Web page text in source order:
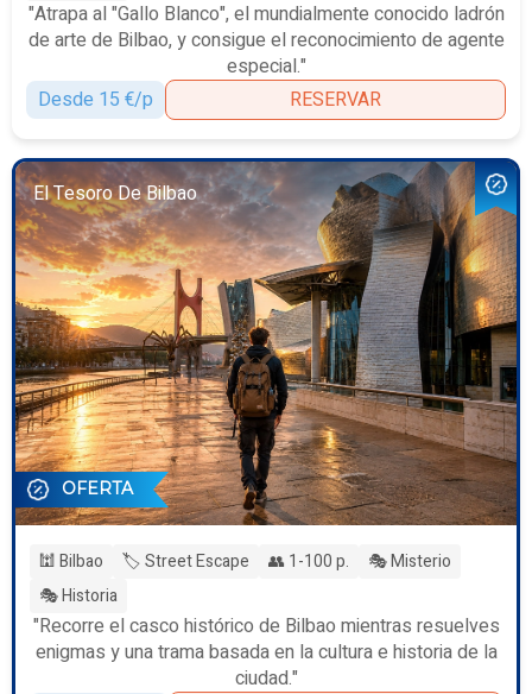
"Atrapa al "Gallo Blanco", el mundialmente conocido ladrón
de arte de Bilbao, y consigue el reconocimiento de agente
especial."
Desde 15 €/p
RESERVAR
El Tesoro De Bilbao
OFERTA
🕍 Bilbao 🏷️ Street Escape 👥 1-100 p.
🎭 Misterio
🎭 Historia
"Recorre el casco histórico de Bilbao mientras resuelves
enigmas y una trama basada en la cultura e historia de la
ciudad."